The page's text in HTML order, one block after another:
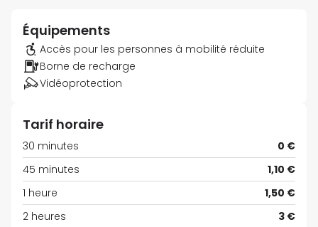
Équipements
Accès pour les personnes à mobilité réduite
Borne de recharge
Vidéoprotection
Tarif horaire
30 minutes
0 €
45 minutes
1,10 €
1 heure
1,50 €
2 heures
3 €